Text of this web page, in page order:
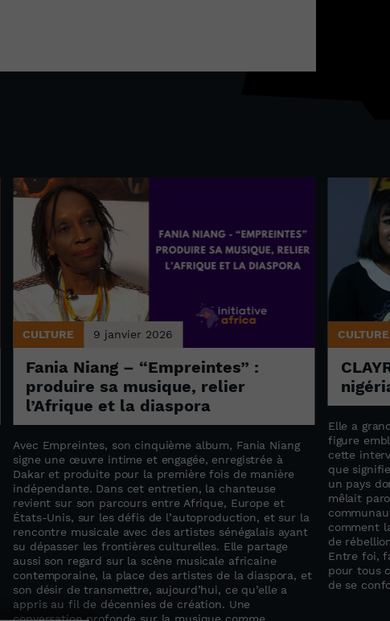
CULTURE 9 janvier 2026
Fania Niang – “Empreintes” :
produire sa musique, relier
l’Afrique et la diaspora
Avec Empreintes, son cinquième album, Fania Niang
signe une œuvre intime et engagée, enregistrée à
Dakar et produite pour la première fois de manière
indépendante. Dans cet entretien, la chanteuse
revient sur son parcours entre Afrique, Europe et
États-Unis, sur les défis de l’autoproduction, et sur la
rencontre musicale avec des artistes sénégalais ayant
su dépasser les frontières culturelles. Elle partage
aussi son regard sur la scène musicale africaine
contemporaine, la place des artistes de la diaspora, et
son désir de transmettre, aujourd’hui, ce qu’elle a
appris au fil de décennies de création. Une
CULTURE
Elle a
figure
cette
que
un pays
mêlait
comment
de
Entre foi,
pour tous
de se